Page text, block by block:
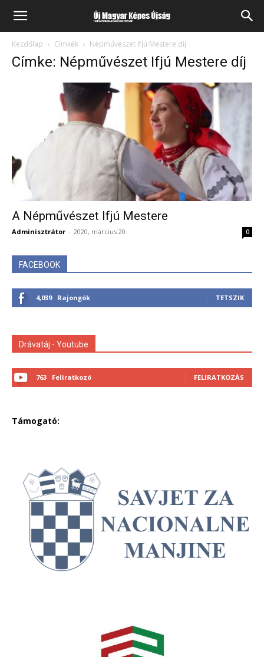
Kezdőlap Címkék Népművészet Ifjú Mestere díj
Címke: Népművészet Ifjú Mestere díj
A Népművészet Ifjú Mestere
Adminisztrátor - 2020, március 20. 0
FACEBOOK
4,039 Rajongók TETSZIK
Drávatáj - Youtube
763 Feliratkozó FELIRATKOZÁS
Támogató: